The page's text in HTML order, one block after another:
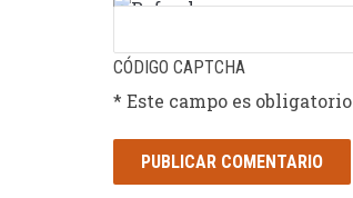
CÓDIGO CAPTCHA
* Este campo es obligatorio